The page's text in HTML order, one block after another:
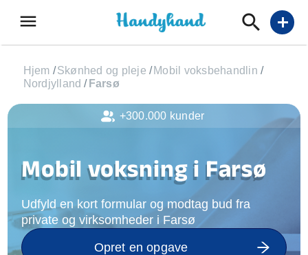
menu add
Hjem /Skønhed og pleje / Mobil voksbehandlin /
Nordjylland / Farsø
Mobil voksning i Farsø
Udfyld en kort formular og modtag bud fra
private og virksomheder i Farsø
Opret en opgave
+300.000 kunder